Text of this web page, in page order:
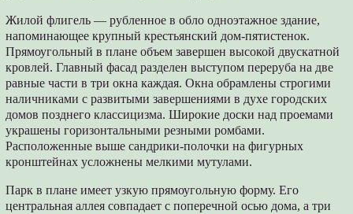
Жилой флигель — рубленное в обло одноэтажное здание,
напоминающее крупный крестьянский дом-пятистенок.
Прямоугольный в плане объем завершен высокой двускатной
кровлей. Главный фасад разделен выступом переруба на две
равные части в три окна каждая. Окна обрамлены строгими
наличниками с развитыми завершениями в духе городских
домов позднего классицизма. Широкие доски над проемами
украшены горизонтальными резными ромбами.
Расположенные выше сандрики-полочки на фигурных
кронштейнах усложнены мелкими мутулами.
Парк в плане имеет узкую прямоугольную форму. Его
центральная аллея совпадает с поперечной осью дома, а три